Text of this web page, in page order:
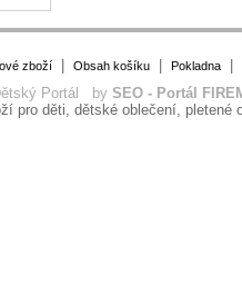
zboží| Obsah košíku| Pokladna|
Portál by SEO - Portál
pro děti, dětské oblečení, pletené